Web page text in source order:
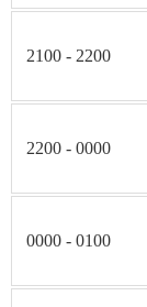
2100 - 2200
2200 - 0000
0000 - 0100